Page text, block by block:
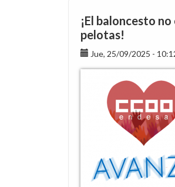
¡El baloncesto
pelotas!
Jue, 25/09/2025 -